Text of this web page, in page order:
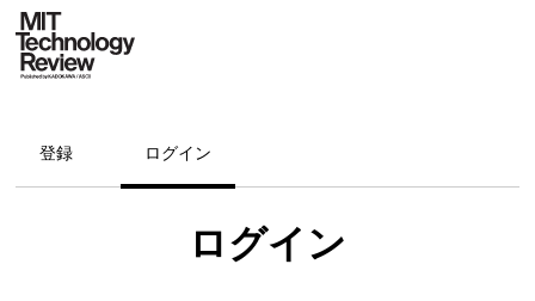
登録 ログイン
ログイン